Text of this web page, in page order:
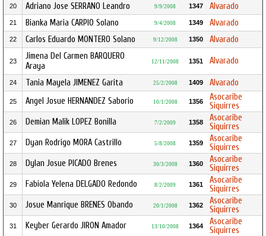
20 Adriano Jose SERRANO Leandro 9/9/2008 1347 Alvarado
21 Bianka Maria CARPIO Solano 9/4/2008 1349 Alvarado
22 Carlos Eduardo MONTERO Solano 9/12/2008 1350 Alvarado
23
Jimena Del Carmen BARQUERO
Araya
12/11/2008 1351 Alvarado
24 Tania Mayela JIMENEZ Garita 25/2/2008 1409 Alvarado
25 Angel Josue HERNANDEZ Saborio 10/1/2008 1356
Asocaribe
Siquirres
26 Demian Malik LOPEZ Bonilla 7/2/2009 1358
Asocaribe
Siquirres
27 Dyan Rodrigo MORA Castrillo 5/8/2008 1359
Asocaribe
Siquirres
28 Dylan Josue PICADO Brenes 30/3/2008 1360
Asocaribe
Siquirres
29 Fabiola Yelena DELGADO Redondo 8/2/2009 1361
Asocaribe
Siquirres
30 Josue Manrique BRENES Obando 20/1/2008 1362
Asocaribe
Siquirres
31 Keyber Gerardo JIRON Amador 13/10/2008 1364
Asocaribe
Siquirres